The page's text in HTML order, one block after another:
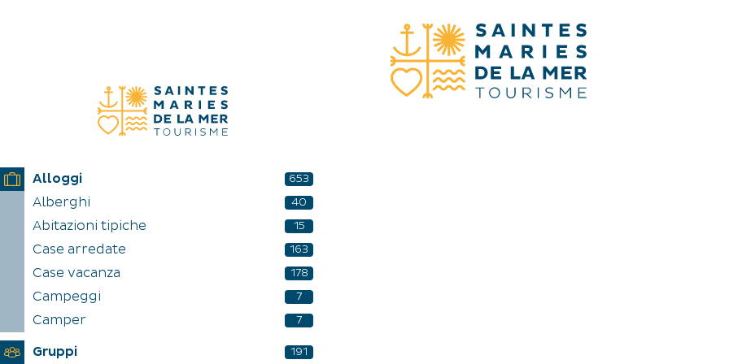
Alloggi 653
Alberghi 40
Abitazioni tipiche 15
Case arredate 163
Case vacanza 178
Campeggi 7
Camper 7
Gruppi 191